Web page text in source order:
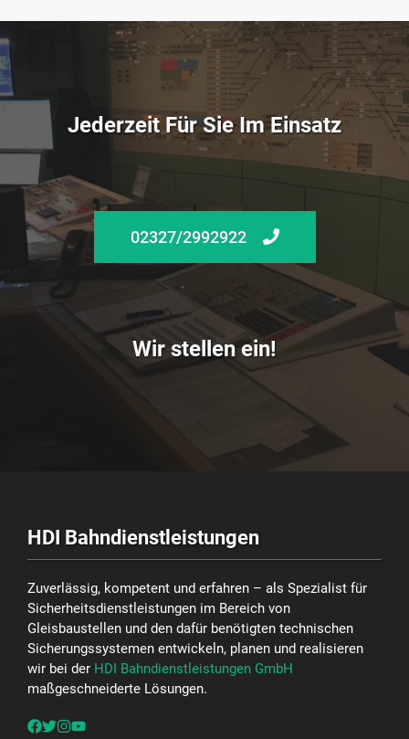
Jederzeit Für Sie Im Einsatz
02327/2992922
Wir stellen ein!
HDI Bahndienstleistungen
Zuverlässig, kompetent und erfahren – als Spezialist für
Sicherheitsdienstleistungen im Bereich von
Gleisbaustellen und den dafür benötigten technischen
Sicherungssystemen entwickeln, planen und realisieren
wir bei der HDI Bahndienstleistungen GmbH
maßgeschneiderte Lösungen.